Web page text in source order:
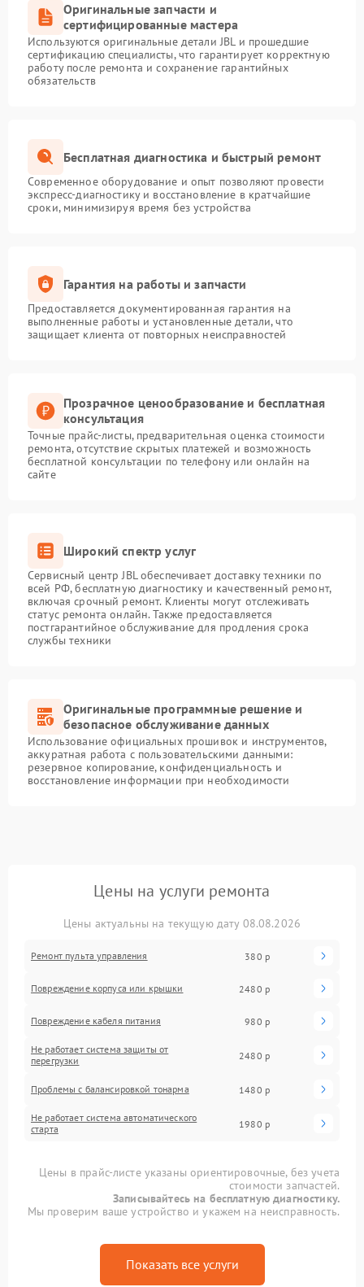
Оригинальные запчасти и
сертифицированные мастера
Используются оригинальные детали JBL и прошедшие
сертификацию специалисты, что гарантирует корректную
работу после ремонта и сохранение гарантийных
обязательств
Бесплатная диагностика и быстрый ремонт
Современное оборудование и опыт позволяют провести
экспресс-диагностику и восстановление в кратчайшие
сроки, минимизируя время без устройства
Гарантия на работы и запчасти
Предоставляется документированная гарантия на
выполненные работы и установленные детали, что
защищает клиента от повторных неисправностей
Прозрачное ценообразование и бесплатная
консультация
Точные прайс-листы, предварительная оценка стоимости
ремонта, отсутствие скрытых платежей и возможность
бесплатной консультации по телефону или онлайн на
сайте
Широкий спектр услуг
Сервисный центр JBL обеспечивает доставку техники по
всей РФ, бесплатную диагностику и качественный ремонт,
включая срочный ремонт. Клиенты могут отслеживать
статус ремонта онлайн. Также предоставляется
постгарантийное обслуживание для продления срока
службы техники
Оригинальные программные решение и
безопасное обслуживание данных
Использование официальных прошивок и инструментов,
аккуратная работа с пользовательскими данными:
резервное копирование, конфиденциальность и
восстановление информации при необходимости
Цены на услуги ремонта
Цены актуальны на текущую дату 08.08.2026
Ремонт пульта управления 380 р
Повреждение корпуса или крышки 2480 р
Повреждение кабеля питания 980 р
Не работает система защиты от
перегрузки
2480 р
Проблемы с балансировкой тонарма 1480 р
Не работает система автоматического
старта
1980 р
Цены в прайс-листе указаны ориентировочные, без учета
стоимости запчастей.
Записывайтесь на бесплатную диагностику.
Мы проверим ваше устройство и укажем на неисправность.
Показать все услуги